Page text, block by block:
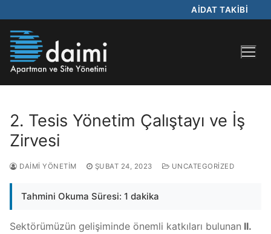
AİDAT TAKİBİ
2. Tesis Yönetim Çalıştayı ve İş
Zirvesi
DAIMI YÖNETIM ŞUBAT 24, 2023 UNCATEGORIZED
Tahmini Okuma Süresi: 1 dakika
Sektörümüzün gelişiminde önemli katkıları bulunan II.